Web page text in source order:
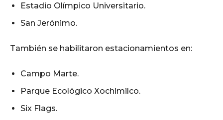
Estadio Olímpico Universitario.
San Jerónimo.
También se habilitaron estacionamientos en:
Campo Marte.
Parque Ecológico Xochimilco.
Six Flags.